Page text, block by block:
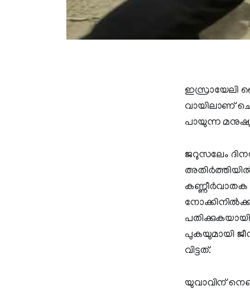
ഇസ്രായേലി
വായിലാണ്
പായുന്ന
ജറുസലേം
കണ്ണീര്‍വാതക
പുകയുമായി
വിട്ടത്.
യുവാവിന്